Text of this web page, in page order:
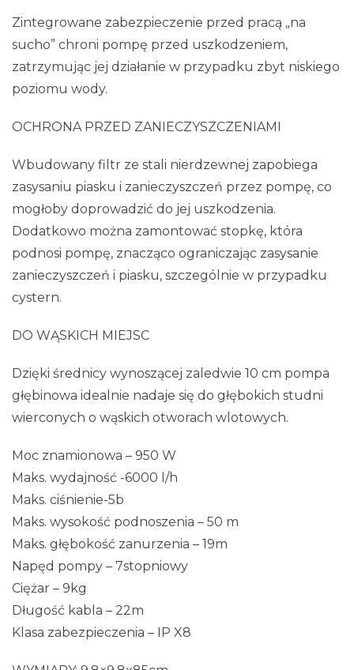
Zintegrowane zabezpieczenie przed pracą „na
sucho” chroni pompę przed uszkodzeniem,
zatrzymując jej działanie w przypadku zbyt niskiego
poziomu wody.
OCHRONA PRZED ZANIECZYSZCZENIAMI
Wbudowany filtr ze stali nierdzewnej zapobiega
zasysaniu piasku i zanieczyszczeń przez pompę, co
mogłoby doprowadzić do jej uszkodzenia.
Dodatkowo można zamontować stopkę, która
podnosi pompę, znacząco ograniczając zasysanie
zanieczyszczeń i piasku, szczególnie w przypadku
cystern.
DO WĄSKICH MIEJSC
Dzięki średnicy wynoszącej zaledwie 10 cm pompa
głębinowa idealnie nadaje się do głębokich studni
wierconych o wąskich otworach wlotowych.
Moc znamionowa – 950 W
Maks. wydajność -6000 l/h
Maks. ciśnienie-5b
Maks. wysokość podnoszenia – 50 m
Maks. głębokość zanurzenia – 19m
Napęd pompy – 7stopniowy
Ciężar – 9kg
Długość kabla – 22m
Klasa zabezpieczenia – IP X8